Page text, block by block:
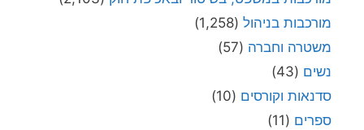
מורכבות בניהול (1,258)
משטרה וחברה (57)
נשים (43)
סדנאות וקורסים (10)
ספרים (11)